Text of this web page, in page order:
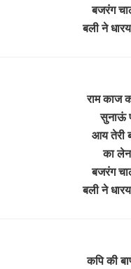
बजरंग
बली ने
राम काज
सुनाऊं
आय तेरी
का
बजरंग
बली ने
कपि की